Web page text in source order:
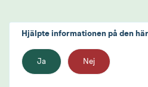
Hjälpte informationen på den
Ja Nej